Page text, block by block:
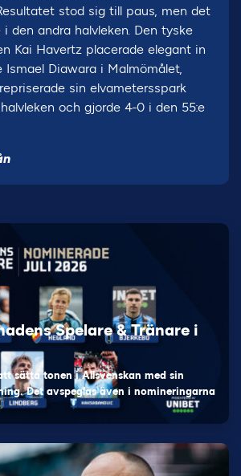
stod sig till paus, men det
den andra halvleken. Den tyske
Kai Havertz placerade elegant in
Ismael Diawara i Malmömålet,
sin elvametersspark
och gjorde 4-0 i den 55:e
Spelare & Tränare i
sätta tonen i Allsvenskan med sin
Det avspeglas även i nomineringarna